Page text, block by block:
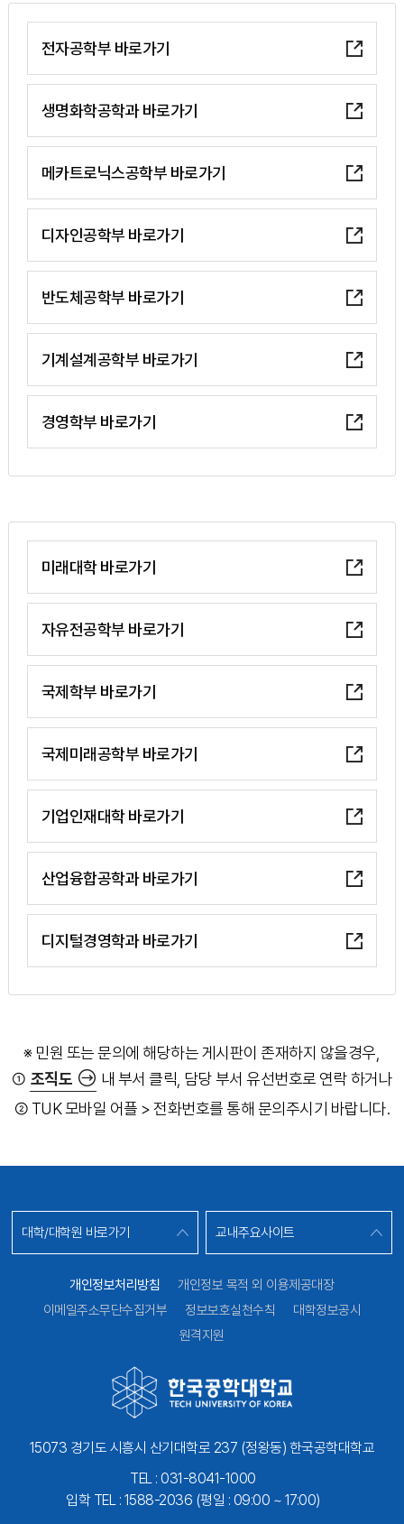
전자공학부 바로가기
생명화학공학과 바로가기
메카트로닉스공학부 바로가기
디자인공학부 바로가기
반도체공학부 바로가기
기계설계공학부 바로가기
경영학부 바로가기
미래대학 바로가기
자유전공학부 바로가기
국제학부 바로가기
국제미래공학부 바로가기
기업인재대학 바로가기
산업융합공학과 바로가기
디지털경영학과 바로가기
※ 민원 또는 문의에 해당하는 게시판이 존재하지 않을경우,
① 조직도
내 부서 클릭, 담당 부서 유선번호로 연락 하거나
② TUK 모바일 어플 > 전화번호를 통해 문의주시기 바랍니다.
대학/대학원 바로가기 교내주요사이트
개인정보처리방침
개인정보 목적 외 이용제공대장
이메일주소무단수집거부
정보보호실천수칙
대학정보공시
원격지원
15073 경기도 시흥시 산기대학로 237 (정왕동) 한국공학대학교
TEL : 031-8041-1000
입학 TEL : 1588-2036 (평일 : 09:00 ~ 17:00)